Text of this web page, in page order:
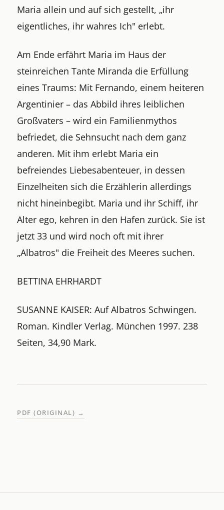
Maria allein und auf sich gestellt, „ihr
eigentliches, ihr wahres Ich" erlebt.
Am Ende erfährt Maria im Haus der
steinreichen Tante Miranda die Erfüllung
eines Traums: Mit Fernando, einem heiteren
Argentinier – das Abbild ihres leiblichen
Großvaters – wird ein Familienmythos
befriedet, die Sehnsucht nach dem ganz
anderen. Mit ihm erlebt Maria ein
befreiendes Liebesabenteuer, in dessen
Einzelheiten sich die Erzählerin allerdings
nicht hineinbegibt. Maria und ihr Schiff, ihr
Alter ego, kehren in den Hafen zurück. Sie ist
jetzt 33 und wird noch oft mit ihrer
„Albatros" die Freiheit des Meeres suchen.
BETTINA EHRHARDT
SUSANNE KAISER: Auf Albatros Schwingen.
Roman. Kindler Verlag. München 1997. 238
Seiten, 34,90 Mark.
PDF (ORIGINAL) →